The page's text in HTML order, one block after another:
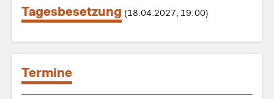
Tagesbesetzung (18.04.2027, 19:00)
Termine